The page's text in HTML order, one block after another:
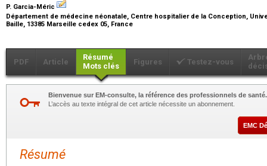
P. Garcia-Méric
Département de médecine néonatale, Centre hospitalier de la Conception,
Baille, 13385 Marseille cedex 05, France
PDF Article
Résumé
Mots clés
Figures Testez-vous
Bienvenue sur EM-consulte, la référence des professionnels de santé.
L’accès au texte intégral de cet article nécessite un abonnement.
EMC
Résumé